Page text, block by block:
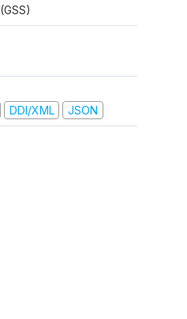
DDI/XML JSON